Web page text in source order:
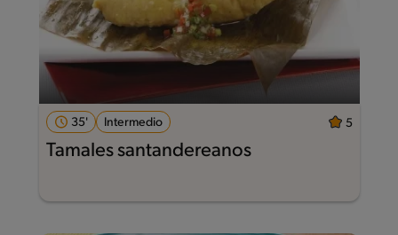
35' Intermedio 5
Tamales santandereanos